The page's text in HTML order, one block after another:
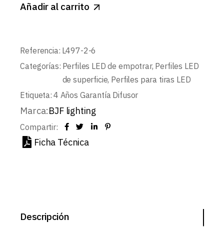
Añadir al carrito
Referencia: L497-2-6
Categorías: Perfiles LED de empotrar, Perfiles LED
de superficie, Perfiles para tiras LED
Etiqueta: 4 Años Garantía Difusor
Marca:BJF lighting
Compartir:
Ficha Técnica
Descripción